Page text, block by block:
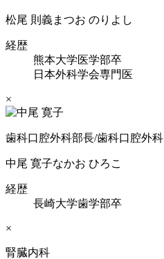
松尾 則義まつお のりよし
経歴
熊本大学医学部卒
日本外科学会専門医
×
歯科口腔外科部長/歯科口腔外科
中尾 寛子なかお ひろこ
経歴
長崎大学歯学部卒
×
腎臓内科